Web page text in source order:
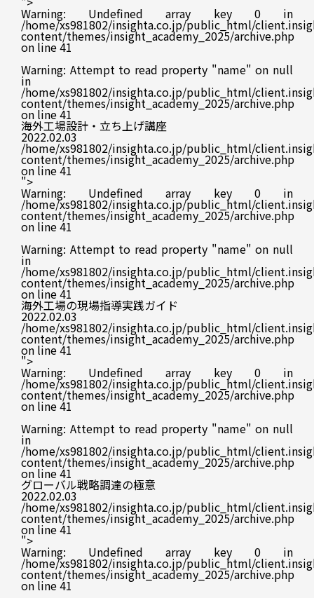
Warning: Undefined array key 0 in
/home/xs981802/insighta.co.jp/public_html/
content/themes/insight_academy_2025/archive.php
on line41
Warning: Attempt to read property "name" on null
in
/home/xs981802/insighta.co.jp/public_html/
content/themes/insight_academy_2025/archive.php
on line41
海外工場設計・立ち上げ講座
2022.02.03
/home/xs981802/insighta.co.jp/public_html/
content/themes/insight_academy_2025/archive.php
on line41
">
Warning: Undefined array key 0 in
/home/xs981802/insighta.co.jp/public_html/
content/themes/insight_academy_2025/archive.php
on line41
Warning: Attempt to read property "name" on null
in
/home/xs981802/insighta.co.jp/public_html/
content/themes/insight_academy_2025/archive.php
on line41
海外工場の現場指導実践ガイド
2022.02.03
/home/xs981802/insighta.co.jp/public_html/
content/themes/insight_academy_2025/archive.php
on line41
">
Warning: Undefined array key 0 in
/home/xs981802/insighta.co.jp/public_html/
content/themes/insight_academy_2025/archive.php
on line41
Warning: Attempt to read property "name" on null
in
/home/xs981802/insighta.co.jp/public_html/
content/themes/insight_academy_2025/archive.php
on line41
グローバル戦略調達の極意
2022.02.03
/home/xs981802/insighta.co.jp/public_html/
content/themes/insight_academy_2025/archive.php
on line41
">
Warning: Undefined array key 0 in
/home/xs981802/insighta.co.jp/public_html/
content/themes/insight_academy_2025/archive.php
on line41